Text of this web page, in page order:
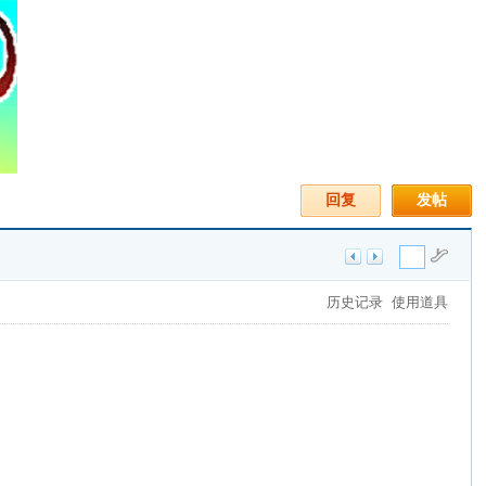
发帖
回复
历史记录 使用道具